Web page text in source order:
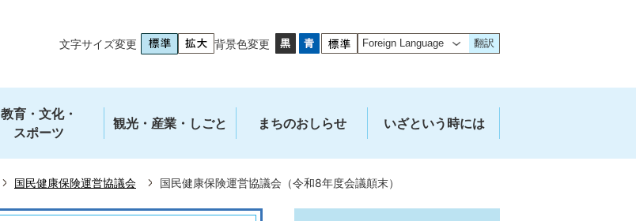
文字サイズ変更 背景色変更 翻訳
教育・文化・
スポーツ
観光・産業・しごと まちのおしらせ いざという時には
国民健康保険運営協議会 国民健康保険運営協議会（令和8年度会議顛末）